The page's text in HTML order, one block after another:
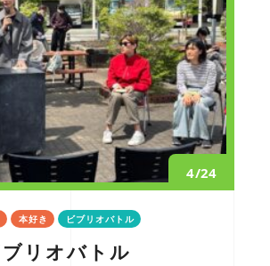
4/24
本好き ビブリオバトル
リオバトル